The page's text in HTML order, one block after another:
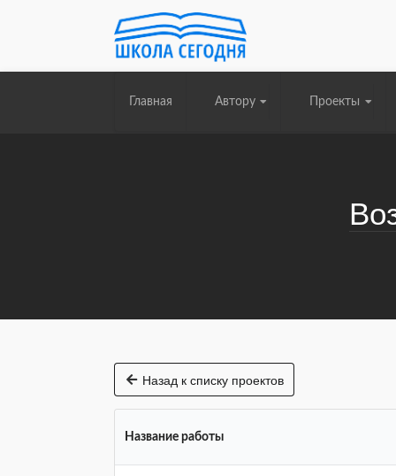
Главная Автору Проекты
Назад к списку проектов
Название работы